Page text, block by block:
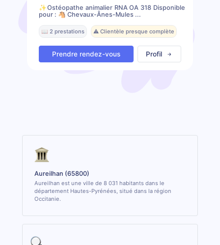
✨️Ostéopathe animalier RNA OA 318 Disponible
pour : 🐴 Chevaux-Ânes-Mules ...
📖 2 prestations ⚠️ Clientèle presque complète
Prendre rendez-vous Profil
Aureilhan (65800)
Aureilhan est une ville de 8 031 habitants dans le
département Hautes-Pyrénées, situé dans la région
Occitanie.